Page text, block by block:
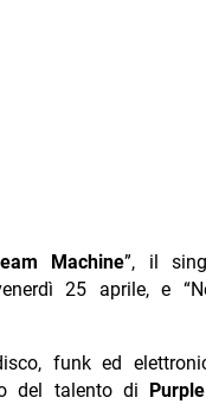
Machine”, il
25 aprile, e
funk ed
del talento di